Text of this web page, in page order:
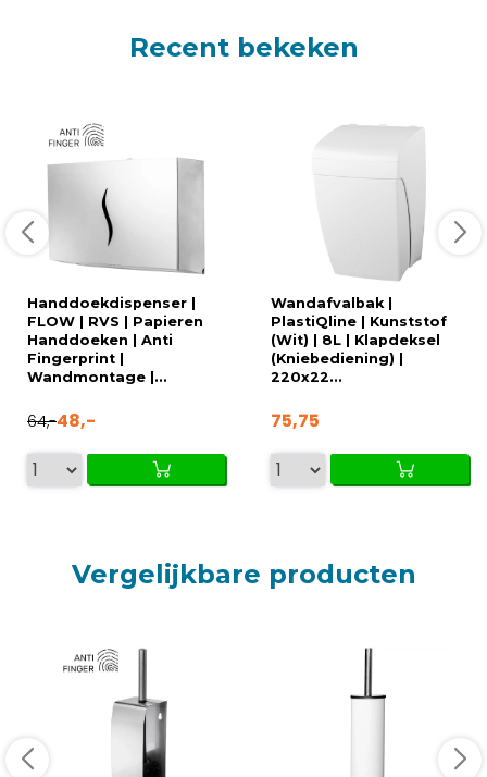
Recent bekeken
Handdoekdispenser |
FLOW | RVS | Papieren
Handdoeken | Anti
Fingerprint |
Wandmontage |...
64,-48,-
Wandafvalbak |
PlastiQline | Kunststof
(Wit) | 8L | Klapdeksel
(Kniebediening) |
220x22...
75,75
Vergelijkbare producten